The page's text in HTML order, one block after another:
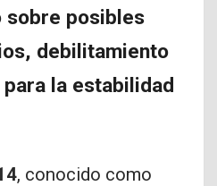
posibles
debilitamiento
la estabilidad
, conocido como